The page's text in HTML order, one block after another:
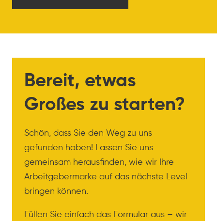
Bereit, etwas
Großes zu starten?
Schön, dass Sie den Weg zu uns
gefunden haben! Lassen Sie uns
gemeinsam herausfinden, wie wir Ihre
Arbeitgebermarke auf das nächste Level
bringen können.
Füllen Sie einfach das Formular aus – wir